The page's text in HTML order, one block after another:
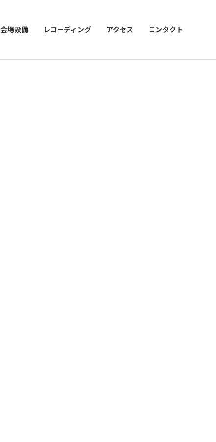
会場設備 レコーディング アクセス コンタクト